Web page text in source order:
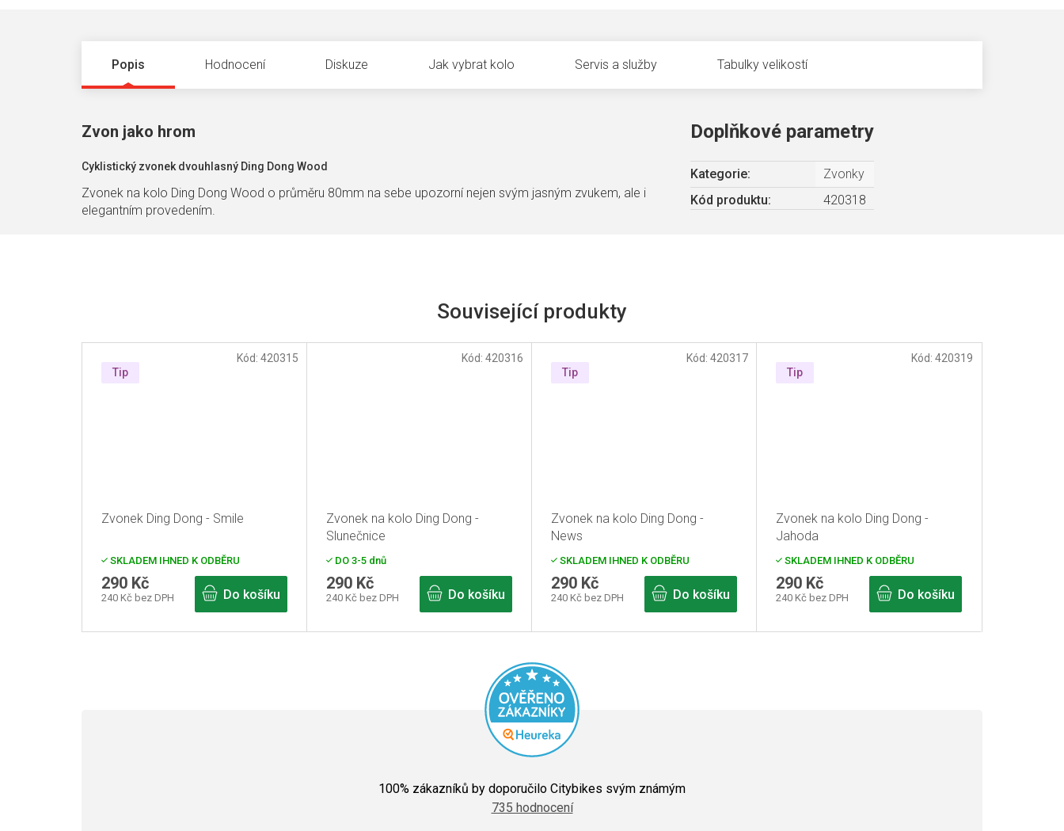
Související produkty
Tip
Zvonek Ding Dong - Smile
SKLADEM IHNED K ODBĚRU
240 Kč bez DPH
290 Kč
Do košíku
Kód: 420315
Zvonek na kolo Ding Dong -
Slunečnice
DO 3-5 dnů
240 Kč bez DPH
290 Kč
Do košíku
Kód: 420316
Tip
Zvonek na kolo Ding Dong -
News
SKLADEM IHNED K ODBĚRU
240 Kč bez DPH
290 Kč
Do košíku
Kód: 420317
Tip
Zvonek na kolo Ding Dong -
Jahoda
SKLADEM IHNED K ODBĚRU
240 Kč bez DPH
290 Kč
Do košíku
Kód: 420319
Popis Hodnocení Diskuze Jak vybrat kolo Servis a služby Tabulky velikostí
Zvon jako hrom
Cyklistický zvonek dvouhlasný Ding Dong Wood
Zvonek na kolo Ding Dong Wood o průměru 80mm na sebe upozorní nejen svým jasným zvukem, ale i
elegantním provedením.
Doplňkové parametry
Kategorie:
Zvonky
Kód produktu:
420318
hodnocení
obchodu
je
100% zákazníků by doporučilo Citybikes svým známým
735 hodnocení